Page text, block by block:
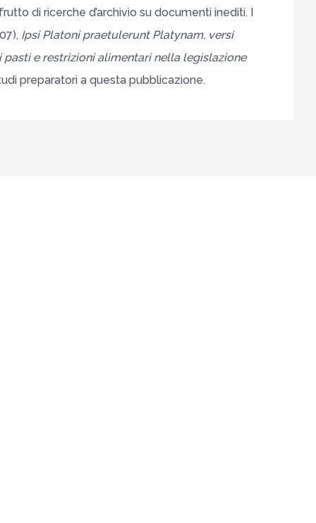
di ricerche d’archivio su documenti inediti. I
Ipsi Platoni praetulerunt Platynam, versi
pasti e restrizioni alimentari nella legislazione
preparatori a questa pubblicazione.